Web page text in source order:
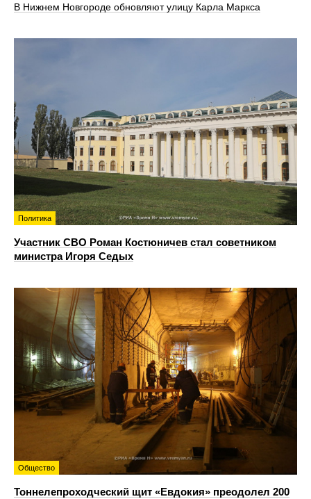
В Нижнем Новгороде обновляют улицу Карла Маркса
Политика
Участник СВО Роман Костюничев стал советником
министра Игоря Седых
Общество
Тоннелепроходческий щит «Евдокия» преодолел 200